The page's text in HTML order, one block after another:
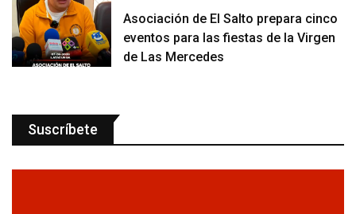
Asociación de El Salto prepara cinco
eventos para las fiestas de la Virgen
de Las Mercedes
Suscríbete